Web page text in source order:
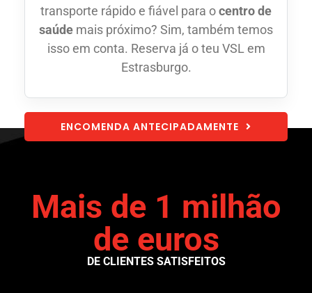
transporte rápido e fiável para ocentro de
saúde mais próximo? Sim, também temos
isso em conta. Reserva já o teu VSL em
Estrasburgo.
ENCOMENDA ANTECIPADAMENTE
Mais de 1 milhão
de euros
DE CLIENTES SATISFEITOS